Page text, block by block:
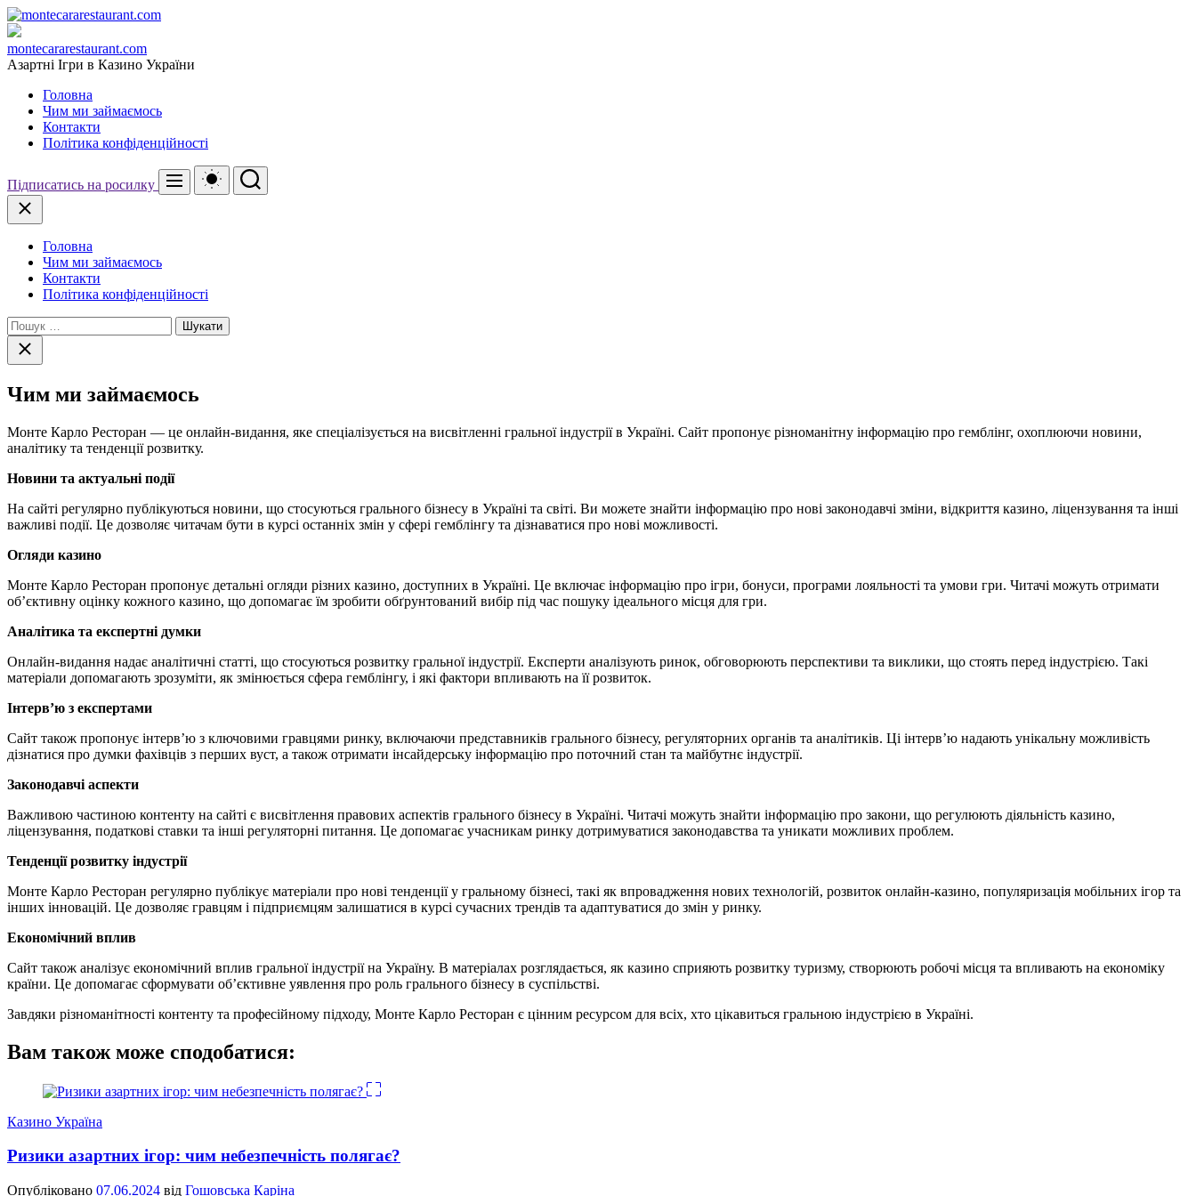
Перейти
до
вмісту
montecararestaurant.com
Азартні Ігри в Казино України
Головна
Чим ми займаємось
Контакти
Політика конфіденційності
Підписатись на росилку Меню
Перемикач
кольорового
Пошук
Закрити
Головна
Чим ми займаємось
Контакти
Політика конфіденційності
Пошук:
Закрити
пошук
Чим ми займаємось
Монте Карло Ресторан — це онлайн-видання, яке спеціалізується на висвітленні гральної індустрії в Україні. Сайт пропонує різноманітну інформацію про гемблінг, охоплюючи новини,
аналітику та тенденції розвитку.
Новини та актуальні події
На сайті регулярно публікуються новини, що стосуються грального бізнесу в Україні та світі. Ви можете знайти інформацію про нові законодавчі зміни, відкриття казино, ліцензування та інші
важливі події. Це дозволяє читачам бути в курсі останніх змін у сфері гемблінгу та дізнаватися про нові можливості.
Огляди казино
Монте Карло Ресторан пропонує детальні огляди різних казино, доступних в Україні. Це включає інформацію про ігри, бонуси, програми лояльності та умови гри. Читачі можуть отримати
об’єктивну оцінку кожного казино, що допомагає їм зробити обґрунтований вибір під час пошуку ідеального місця для гри.
Аналітика та експертні думки
Онлайн-видання надає аналітичні статті, що стосуються розвитку гральної індустрії. Експерти аналізують ринок, обговорюють перспективи та виклики, що стоять перед індустрією. Такі
матеріали допомагають зрозуміти, як змінюється сфера гемблінгу, і які фактори впливають на її розвиток.
Інтерв’ю з експертами
Сайт також пропонує інтерв’ю з ключовими гравцями ринку, включаючи представників грального бізнесу, регуляторних органів та аналітиків. Ці інтерв’ю надають унікальну можливість
дізнатися про думки фахівців з перших вуст, а також отримати інсайдерську інформацію про поточний стан та майбутнє індустрії.
Законодавчі аспекти
Важливою частиною контенту на сайті є висвітлення правових аспектів грального бізнесу в Україні. Читачі можуть знайти інформацію про закони, що регулюють діяльність казино,
ліцензування, податкові ставки та інші регуляторні питання. Це допомагає учасникам ринку дотримуватися законодавства та уникати можливих проблем.
Тенденції розвитку індустрії
Монте Карло Ресторан регулярно публікує матеріали про нові тенденції у гральному бізнесі, такі як впровадження нових технологій, розвиток онлайн-казино, популяризація мобільних ігор та
інших інновацій. Це дозволяє гравцям і підприємцям залишатися в курсі сучасних трендів та адаптуватися до змін у ринку.
Економічний вплив
Сайт також аналізує економічний вплив гральної індустрії на Україну. В матеріалах розглядається, як казино сприяють розвитку туризму, створюють робочі місця та впливають на економіку
країни. Це допомагає сформувати об’єктивне уявлення про роль грального бізнесу в суспільстві.
Завдяки різноманітності контенту та професійному підходу, Монте Карло Ресторан є цінним ресурсом для всіх, хто цікавиться гральною індустрією в Україні.
Вам також може сподобатися:
Казино Україна
Ризики азартних ігор: чим небезпечність полягає?
Опубліковано 07.06.2024 від Гошовська Каріна